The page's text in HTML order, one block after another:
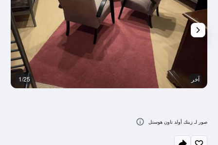
آخر 1/25
صور لـ زينك أولد تاون هوستل